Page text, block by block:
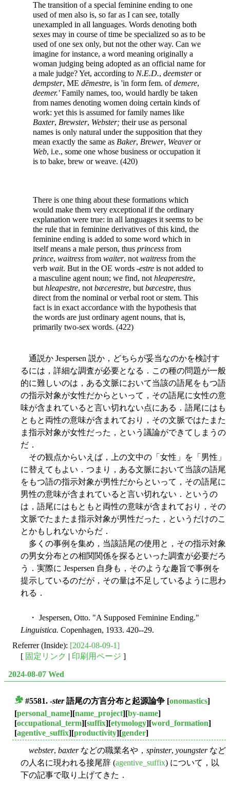
The transition of a special feminine ending to one
used of men also is, so far as I can see, totally
unexampled in all languages. Words denoting both
sexes may in course of time be specialized so as to be
used of one sex only, but not the other way. Can we
imagine for instance, a word meaning originally a
woman judging being adopted as an official name for
a male judge? Yet, according to N.E.D., deemsteror
dempster, ME dēmestre, is 'in form fem. ofdemere,
deemer.'Family names, too, would hardly be taken
from names denoting women doing certain kinds of
work: yet this is assumed for family names like
Baxter, Brewster, Webster; their use as personal
names is only natural under the supposition that they
mean exactly the same as Baker, Brewer, Weaveror
Web, i.e., some one whose business or occupation it
is to bake, brew or weave. (420)
There is one thing about these formations which
would make them very exceptional if the ordinary
explanation were true: in all languages it seems to be
the rule that in feminine derivatives of this kind, the
feminine ending is added to some word which in
itself means a male person, thus princess from
prince, waitress from waiter, notwaitress from the
verb wait. But in the OE words -estre is not added to
a masculine agent noun; we find, nothleaperestre,
buthleapestre, notbæcerestre, butbæcestre, thus
direct from the nominal or verbal root or stem. This
fact is in exact accordance with the hypothesis that
the words are just ordinary agent nouns, that is,
primarily two-sex words. (422)
通説か Jespersen 説か，どちらが妥当なのかを検討す
るには，詳細な調査が必要となる．この種の問題が一般
的に難しいのは，ある文脈において当該の語尾をもつ語
の指示対象が女性だからといって，その語尾に女性の意
味が含まれていると言い切れない点にある．語尾にはも
ともと両性の意味が含まれており，その文脈ではたまた
ま指示対象が女性だった，という議論ができてしまうの
だ．
その観点からいえば，上の文中の「女性」を「男性」
に替えてもよい．つまり，ある文脈において当該の語尾
をもつ語の指示対象が男性だからといって，その語尾に
男性の意味が含まれていると言い切れない．というの
は，語尾にはもともと両性の意味が含まれており，その
文脈でたまたま指示対象が男性だった，というだけのこ
とかもしれないからだ．
多くの事例を集め，当該語尾の使用と，その指示対象
の男女分布との相関関係を探るといった調査が必要だろ
う．実際に Jespersen 自身も，そのような趣旨で事例を
提示しているのだが，その量は不足しているように思わ
れる．
・ Jespersen, Otto. "A Supposed Feminine Ending."
Linguistica. Copenhagen, 1933. 420--29.
Referrer (Inside): [2024-08-09-1]
[ 固定リンク | 印刷用ページ ]
2024-08-07 Wed
#5581. -ster語尾の方言分布と起源論争 [onomastics]
[personal_name][name_project][by-name]
[occupational_term][suffix][etymology][word_formation]
[agentive_suffix][productivity][gender]
webster, baxterなどの職業名や， spinster, youngsterなど
の人名に現われる接尾辞 (agentive_suffix) について，以
下の記事で取り上げてきた．